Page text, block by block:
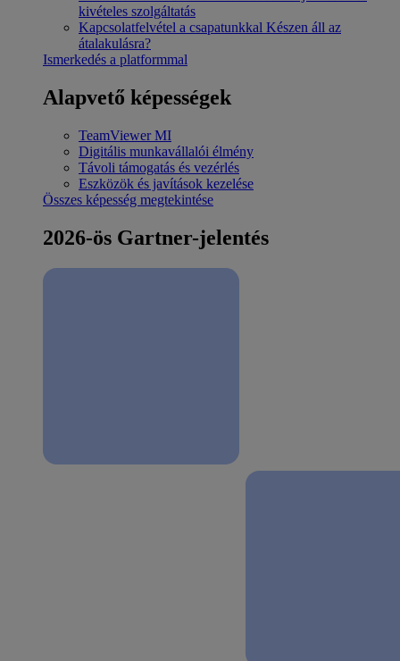
kivételes szolgáltatás
Kapcsolatfelvétel a csapatunkkal Készen áll az
átalakulásra?
Ismerkedés a platformmal
Alapvető képességek
TeamViewer MI
Digitális munkavállalói élmény
Távoli támogatás és vezérlés
Eszközök és javítások kezelése
Összes képesség megtekintése
2026-ös Gartner-jelentés